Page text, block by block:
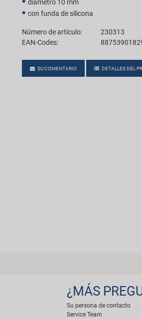
diámetro 10 mm
con funda de silicona
Número de artículo:
230313
EAN-Codes:
SU COMENTARIO DETALLES DEL
¿MÁS
Su persona de contacto
Service Team